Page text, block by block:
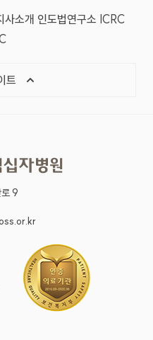
창)
사소개 (새 창)
인도법연구소 (새 창)
ICRC(국제
(국제적십자사연맹, 새 창)
트 목록 열기
9